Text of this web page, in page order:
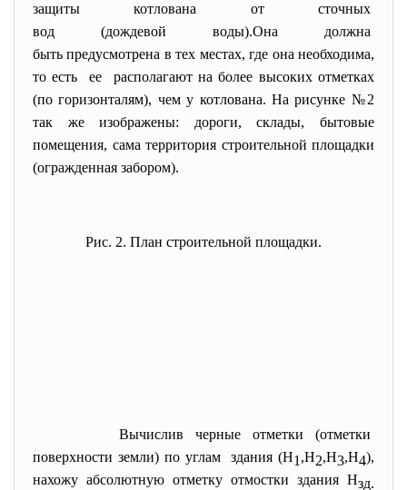
защиты котлована от сточных
вод (дождевой воды).Она должна
быть предусмотрена в тех местах, где она необходима,
то есть ее располагают на более высоких отметках
(по горизонталям), чем у котлована. На рисунке №2
так же изображены: дороги, склады, бытовые
помещения, сама территория строительной площадки
(огражденная забором).
Рис. 2. План строительной площадки.
Вычислив черные отметки (отметки
поверхности земли) по углам здания (Н1 ,Н2,Н3,Н4),
нахожу абсолютную отметку отмостки здания Нзд.